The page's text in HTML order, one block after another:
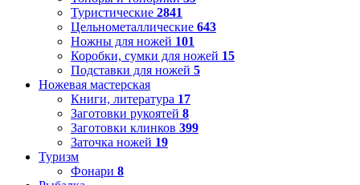
Туристические 2841
Цельнометаллические 643
Ножны для ножей 101
Коробки, сумки для ножей 15
Подставки для ножей 5
Ножевая мастерская
Книги, литература 17
Заготовки рукоятей 8
Заготовки клинков 399
Заточка ножей 19
Туризм
Фонари 8